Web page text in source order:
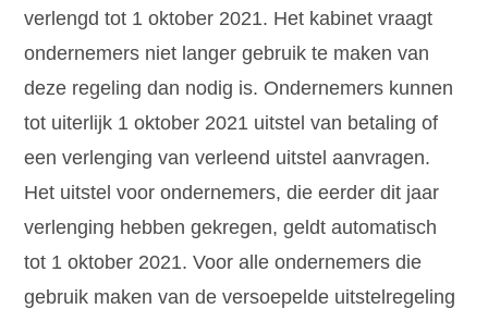
verlengd tot 1 oktober 2021. Het kabinet vraagt
ondernemers niet langer gebruik te maken van
deze regeling dan nodig is. Ondernemers kunnen
tot uiterlijk 1 oktober 2021 uitstel van betaling of
een verlenging van verleend uitstel aanvragen.
Het uitstel voor ondernemers, die eerder dit jaar
verlenging hebben gekregen, geldt automatisch
tot 1 oktober 2021. Voor alle ondernemers die
gebruik maken van de versoepelde uitstelregeling